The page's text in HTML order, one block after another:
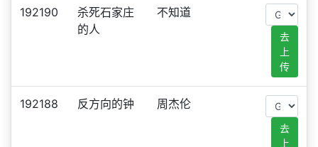
192190
杀死石家庄
的人
不知道
去
上
传
192188 反方向的钟 周杰伦
去
上